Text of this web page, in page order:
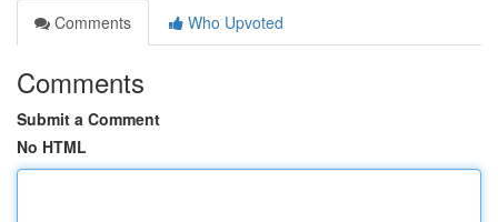
Comments
Who Upvoted
Comments
Submit a Comment
No HTML